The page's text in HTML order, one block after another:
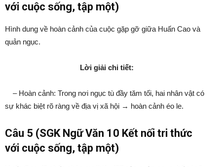
với cuộc sống, tập một)
Hình dung về hoàn cảnh của cuộc gặp gỡ giữa Huấn Cao và
quản ngục.
Lời giải chi tiết:
– Hoàn cảnh: Trong nơi ngục tù đầy tăm tối, hai nhân vật có
sự khác biệt rõ ràng về địa vị xã hội → hoàn cảnh éo le.
Câu 5 (SGK Ngữ Văn 10 Kết nối tri thức
với cuộc sống, tập một)